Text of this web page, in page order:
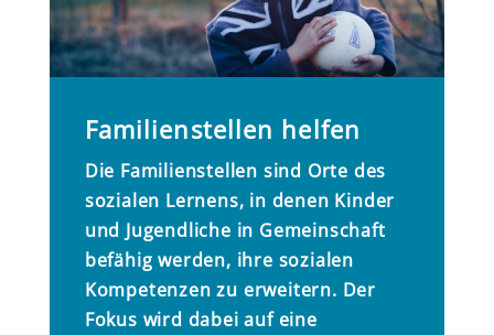
Familienstellen helfen
Die Familienstellen sind Orte des
sozialen Lernens, in denen Kinder
und Jugendliche in Gemeinschaft
befähig werden, ihre sozialen
Kompetenzen zu erweitern. Der
Fokus wird dabei auf eine